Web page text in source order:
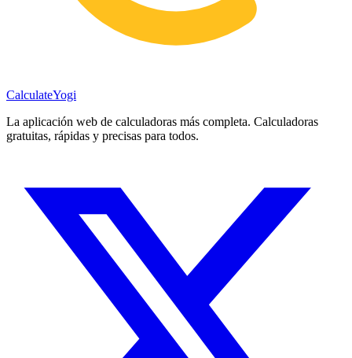
CalculateYogi
La aplicación web de calculadoras más completa. Calculadoras
gratuitas, rápidas y precisas para todos.